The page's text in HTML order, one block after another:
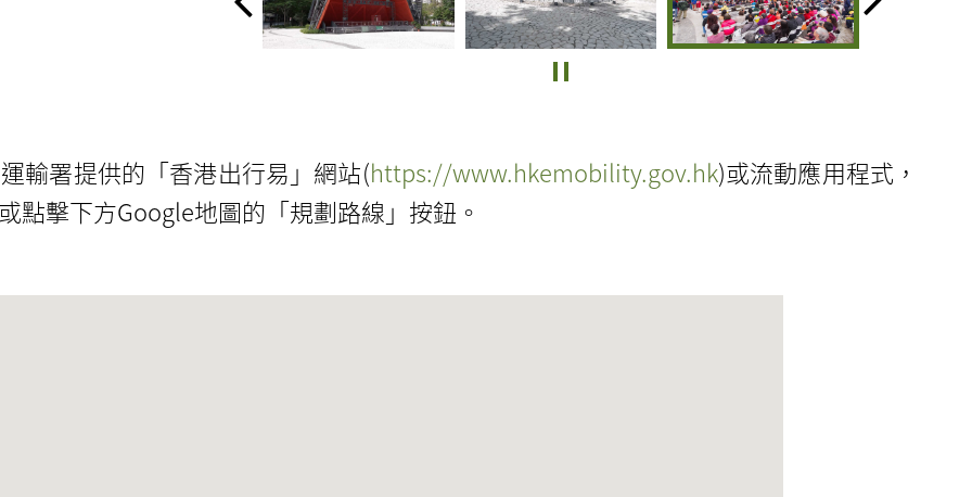
輸署提供的「香港出行易」網站(https://www.hkemobility.gov.hk)或流動應用程式，
點擊下方Google地圖的「規劃路線」按鈕。